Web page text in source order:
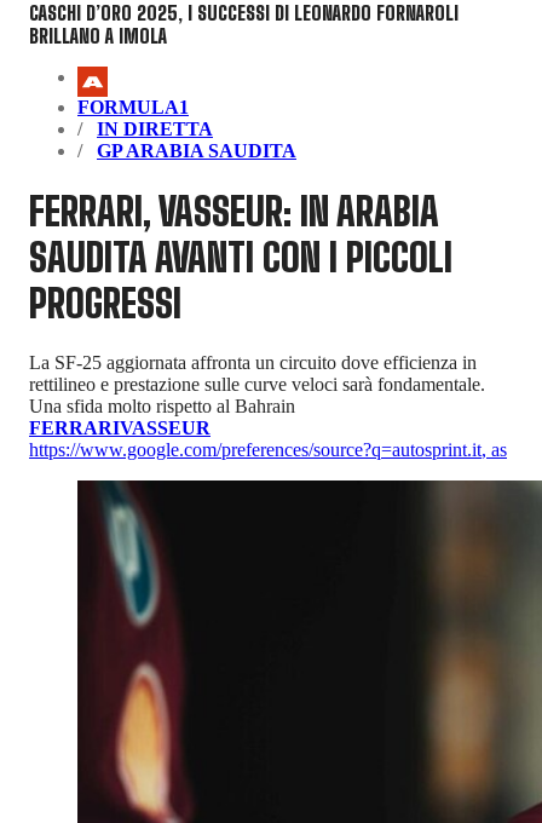
CASCHI D’ORO 2025, I SUCCESSI DI LEONARDO FORNAROLI
BRILLANO A IMOLA
FORMULA1
IN DIRETTA
GP ARABIA SAUDITA
FERRARI, VASSEUR: IN ARABIA
SAUDITA AVANTI CON I PICCOLI
PROGRESSI
La SF-25 aggiornata affronta un circuito dove efficienza in
rettilineo e prestazione sulle curve veloci sarà fondamentale.
Una sfida molto rispetto al Bahrain
FERRARIVASSEUR
https://www.google.com/preferences/source?q=autosprint.it, as